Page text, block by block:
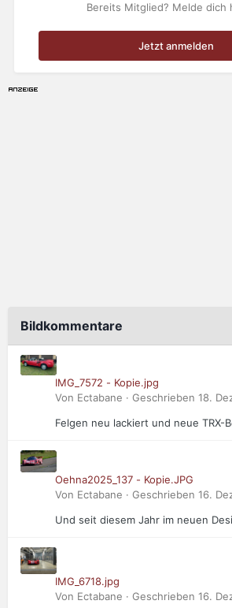
Bereits Mitglied? Melde dich
Jetzt anmelden
Bildkommentare
IMG_7572 - Kopie.jpg
Von Ectabane · Geschrieben 18.
Felgen neu lackiert und neue TRX-
Oehna2025_137 - Kopie.JPG
Von Ectabane · Geschrieben 16.
Und seit diesem Jahr im neuen
IMG_6718.jpg
Von Ectabane · Geschrieben 16.